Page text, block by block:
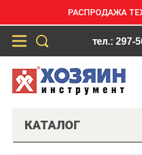
РАСПРОДАЖА
тел.: 297-
КАТАЛОГ